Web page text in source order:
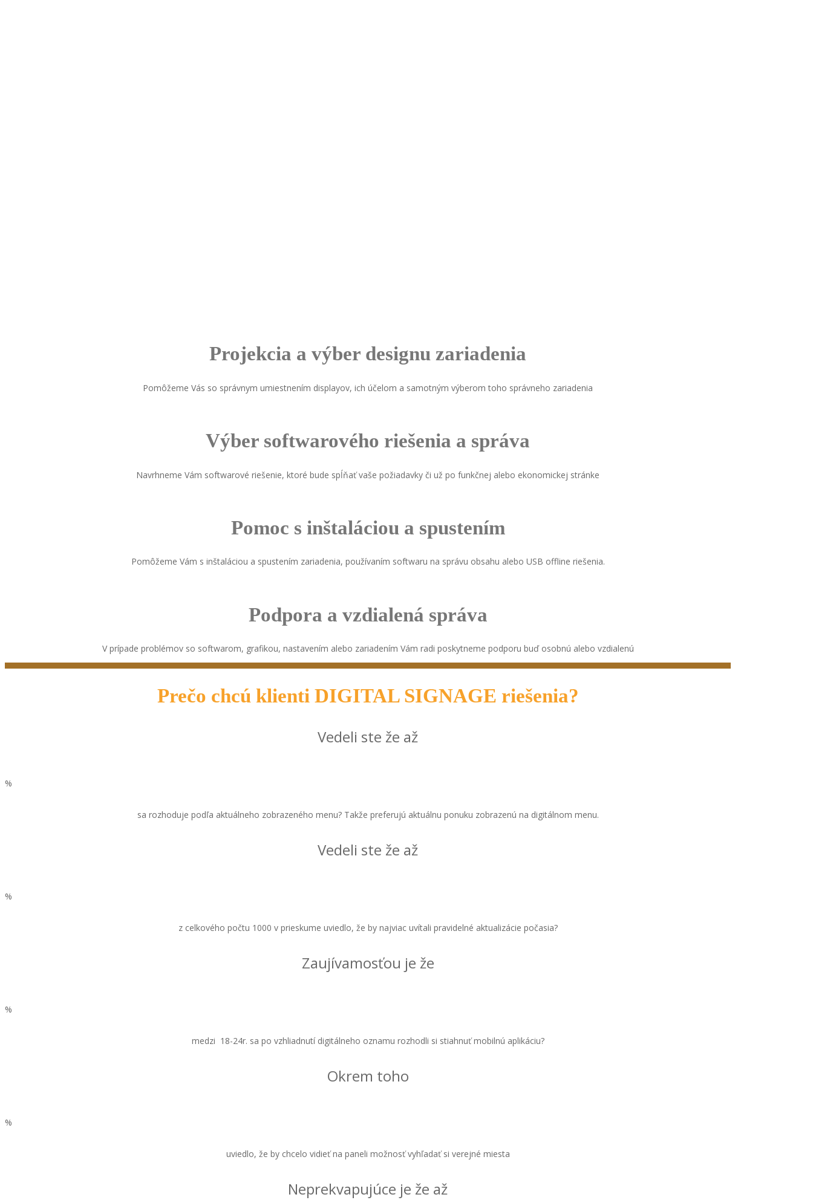
Projekcia a výber designu zariadenia
Pomôžeme Vás so správnym umiestnením displayov, ich účelom a samotným výberom toho správneho zariadenia
Výber softwarového riešenia a správa
Navrhneme Vám softwarové riešenie, ktoré bude spĺňať vaše požiadavky či už po funkčnej alebo ekonomickej stránke
Pomoc s inštaláciou a spustením
Pomôžeme Vám s inštaláciou a spustením zariadenia, používaním softwaru na správu obsahu alebo USB offline riešenia.
Podpora a vzdialená správa
V prípade problémov so softwarom, grafikou, nastavením alebo zariadením Vám radi poskytneme podporu buď osobnú alebo vzdialenú
Prečo chcú klienti DIGITAL SIGNAGE riešenia?
Vedeli ste že až
%
sa rozhoduje podľa aktuálneho zobrazeného menu? Takže preferujú aktuálnu ponuku zobrazenú na digitálnom menu.
Vedeli ste že až
%
z celkového počtu 1000 v prieskume uviedlo, že by najviac uvítali pravidelné aktualizácie počasia?
Zaujívamosťou je že
%
medzi 18-24r. sa po vzhliadnutí digitálneho oznamu rozhodli si stiahnuť mobilnú aplikáciu?
Okrem toho
%
uviedlo, že by chcelo vidieť na paneli možnosť vyhľadať si verejné miesta
Neprekvapujúce je že až